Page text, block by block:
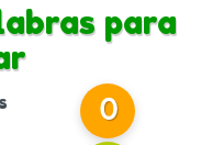
para
0